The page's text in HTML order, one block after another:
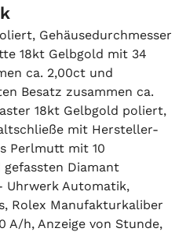
Gehäusedurchmesser
18kt Gelbgold mit 34
ca. 2,00ct und
Besatz zusammen ca.
18kt Gelbgold poliert,
mit Hersteller-
Perlmutt mit 10
Diamant
Uhrwerk Automatik,
Rolex Manufakturkaliber
A/h, Anzeige von Stunde,